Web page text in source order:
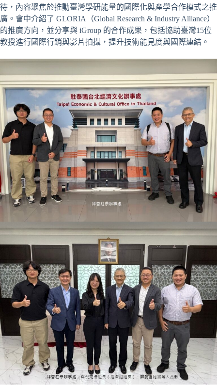
待，內容聚焦於推動臺灣學研能量的國際化與產學合作模式之推
廣。會中介紹了 GLORIA（Global Research & Industry Alliance）
的推廣方向，並分享與 iGroup 的合作成果，包括協助臺灣15位
教授進行國際行銷與影片拍攝，提升技術能見度與國際連結。